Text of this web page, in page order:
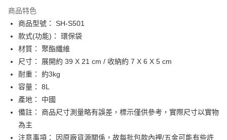
Google Pay
全盈+PAY
大哥付你分期
相關說明
【大哥付你分期使用說明】
1.本服務由台灣大哥大提供，台灣大哥大用戶可立即使用無須另外申請。
2.付款方式選擇「大哥付你分期」，訂單成立後會自動跳轉到大哥付的交易
流程，驗證手機門號後，選擇欲分期的期數、繳款截止日，確認付款後即完
成交易。
3.實際核准額度、可分期數及費用金額請依後續交易確認頁面所載為準。
AFTEE先享後付
相關說明
【關於「AFTEE先享後付」】
AFTEE先享後付是「在收到商品之後才付款」的支付方式。 讓您購物簡單
便利好安心！
１．簡單：不需註冊會員、不需綁卡、不需儲值。
ATM付款
商品特色
商品型號： SH-S501
款式(功能)： 環保袋
材質： 聚酯纖維
尺寸： 展開約 39 X 21 cm / 收納約 7 X 6 X 5 cm
耐重： 約3kg
容量： 8L
產地： 中國
備註： 商品尺寸測量略有誤差，標示僅供參考，實際尺寸以實物
為主
注意事項： 因原廠貨源關係，故每批包款內裡/五金可能有些許